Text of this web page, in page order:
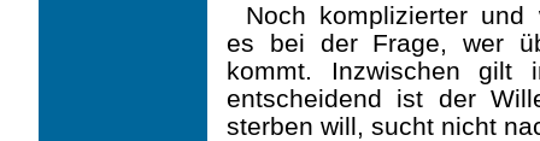
Noch komplizierter und
es bei der Frage, wer
kommt. Inzwischen gilt
entscheidend ist der
sterben will, sucht nicht